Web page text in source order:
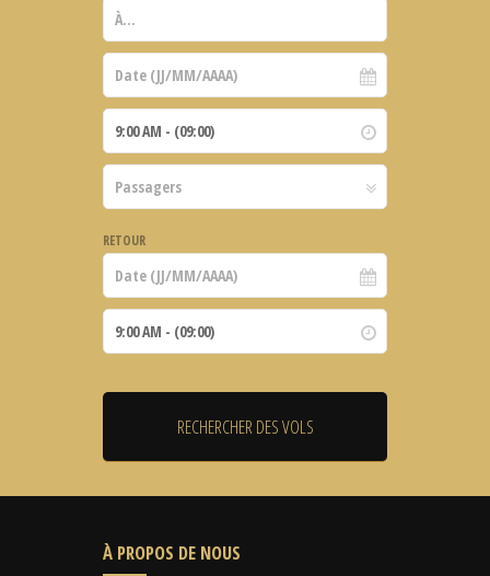
RETOUR
À PROPOS DE NOUS